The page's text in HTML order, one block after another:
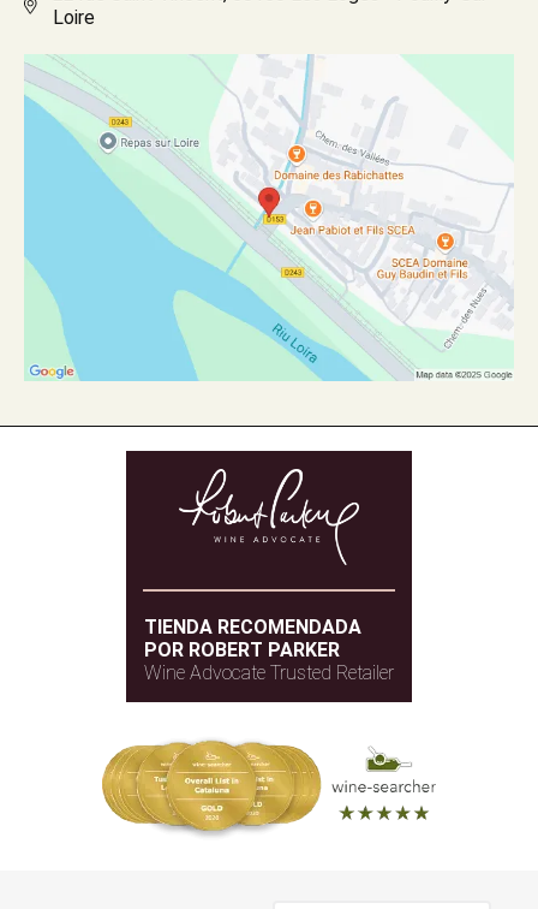
Loire
TIENDA RECOMENDADA
POR ROBERT PARKER
Wine Advocate Trusted Retailer